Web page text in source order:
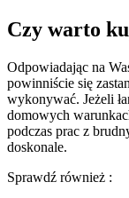
Czy warto
Odpowiadając na
powinniście się
wykonywać. Jeżeli
domowych
podczas prac z
doskonale.
Sprawdź również :